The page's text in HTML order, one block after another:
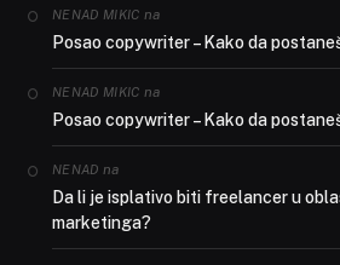
NENAD MIKIC na
Posao copywriter – Kako da
NENAD MIKIC na
Posao copywriter – Kako da
NENAD na
Da li je isplativo biti freelancer u
marketinga?